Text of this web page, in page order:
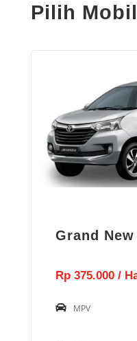
Pilih
Grand
Rp 375.000 /
MPV